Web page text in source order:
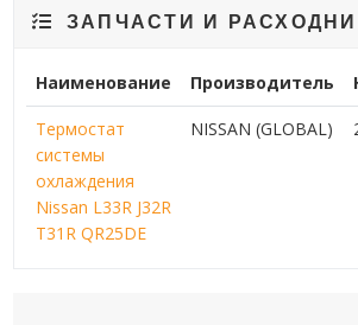
ЗАПЧАСТИ И
Наименование Производитель
Термостат
системы
охлаждения
Nissan L33R J32R
T31R QR25DE
NISSAN (GLOBAL)